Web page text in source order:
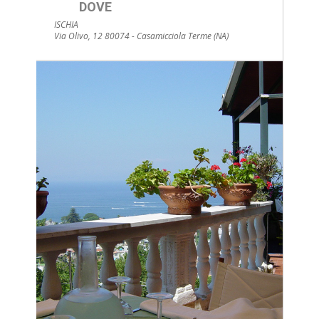
DOVE
ISCHIA
Via Olivo, 12 80074 - Casamicciola Terme (NA)